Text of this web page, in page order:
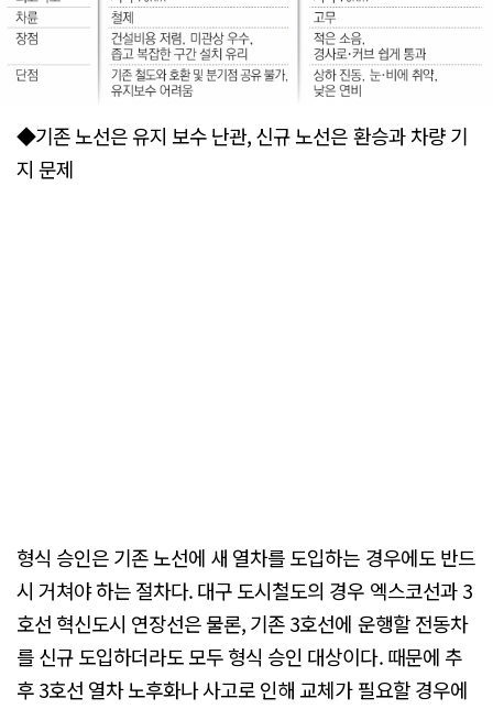
◆기존 노선은 유지 보수 난관, 신규 노선은 환승과 차량 기
지 문제
형식 승인은 기존 노선에 새 열차를 도입하는 경우에도 반드
시 거쳐야 하는 절차다. 대구 도시철도의 경우 엑스코선과 3
호선 혁신도시 연장선은 물론, 기존 3호선에 운행할 전동차
를 신규 도입하더라도 모두 형식 승인 대상이다. 때문에 추
후 3호선 열차 노후화나 사고로 인해 교체가 필요할 경우에